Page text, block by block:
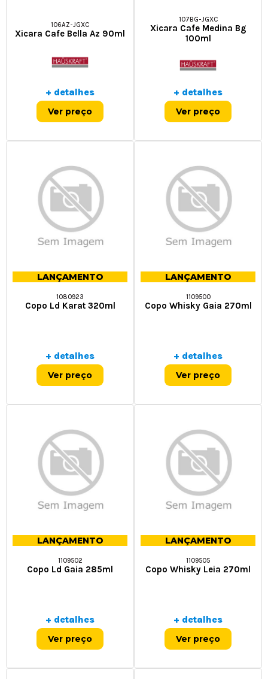
106AZ-JGXC
Xicara Cafe Bella Az 90ml
+ detalhes
Ver preço
107BG-JGXC
Xicara Cafe Medina Bg
100ml
+ detalhes
Ver preço
LANÇAMENTO
1080923
Copo Ld Karat 320ml
+ detalhes
Ver preço
LANÇAMENTO
1109500
Copo Whisky Gaia 270ml
+ detalhes
Ver preço
LANÇAMENTO
1109502
Copo Ld Gaia 285ml
+ detalhes
Ver preço
LANÇAMENTO
1109505
Copo Whisky Leia 270ml
+ detalhes
Ver preço